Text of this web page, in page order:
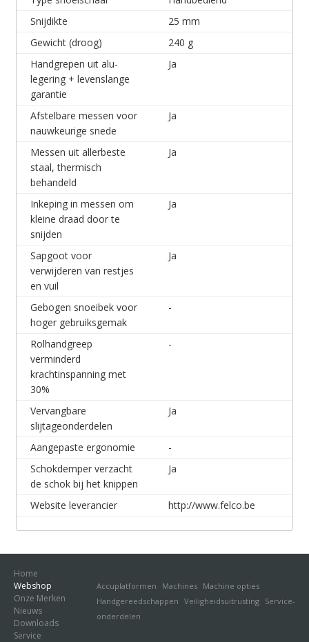
Snijdikte
25 mm
Gewicht (droog)
240 g
Handgrepen uit alu-
legering + levenslange
garantie
Ja
Afstelbare messen voor
nauwkeurige snede
Ja
Messen uit allerbeste
staal, thermisch
behandeld
Ja
Inkeping in messen om
kleine draad door te
snijden
Ja
Sapgoot voor
verwijderen van restjes
en vuil
Ja
Gebogen snoeibek voor
hoger gebruiksgemak
-
Rolhandgreep
verminderd
krachtinspanning met
30%
-
Vervangbare
slijtageonderdelen
Ja
Aangepaste ergonomie
-
Schokdemper verzacht
de schok bij het knippen
Ja
Website leverancier http://www.felco.be
Home
Webshop
Accuplatformen Machines Machine opties
Handgereedschappen Veiligheidsuitrusting Service-
onderdelen
Onze Merken
Nieuws
Downloads
Service